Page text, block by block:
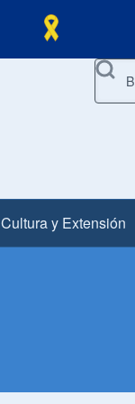
Buscar
Cultura y Extensión